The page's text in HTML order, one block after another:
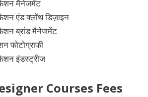
मैनेजमेंट
एंड क्लॉथ डिज़ाइन
ब्रांड मैनेजमेंट
फोटोग्राफी
इंडस्ट्रीज
Courses Fees